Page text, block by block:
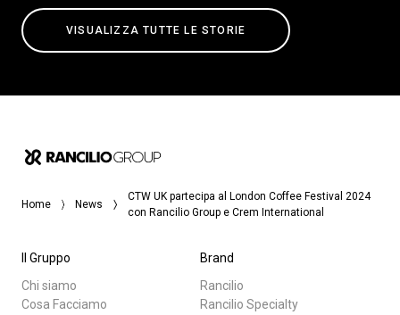
VISUALIZZA TUTTE LE STORIE
Home News
CTW UK partecipa al London Coffee Festival 2024
con Rancilio Group e Crem International
Il Gruppo
Chi siamo
Cosa Facciamo
Brand
Rancilio
Rancilio Specialty